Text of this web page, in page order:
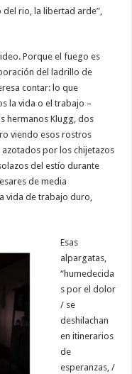
del rio, la libertad arde”,
Porque el fuego es
del ladrillo de
contar: lo que
la vida o el trabajo –
hermanos Klugg, dos
viendo esos rostros
por los chijetazos
del estío durante
de media
vida de trabajo duro,
Esas
alpargatas,
“humedecida
s por el dolor
/ se
deshilachan
en itinerarios
de
esperanzas, /